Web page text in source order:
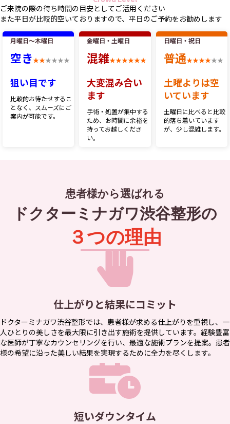
ご来院の際の待ち時間の目安としてご活用ください
また平日が比較的空いておりますので、平日のご予約をお勧めします
月曜日〜木曜日
空き★★★★★★
狙い目です
比較的お待たせするこ
となく、スムーズにご
案内が可能です。
金曜日・土曜日
混雑★★★★★★
大変混み合い
ます
手術・処置が集中する
ため、お時間に余裕を
持ってお越しくださ
い。
日曜日・祝日
普通★★★★★★
土曜よりは空
いています
土曜日に比べると比較
的落ち着いています
が、少し混雑します。
患者様から選ばれる
ドクターミナガワ渋谷整形の
３つの理由
仕上がりと結果にコミット
ドクターミナガワ渋谷整形では、患者様が求める仕上がりを重視し、一
人ひとりの美しさを最大限に引き出す施術を提供しています。経験豊富
な医師が丁寧なカウンセリングを行い、最適な施術プランを提案。患者
様の希望に沿った美しい結果を実現するために全力を尽くします。
短いダウンタイム